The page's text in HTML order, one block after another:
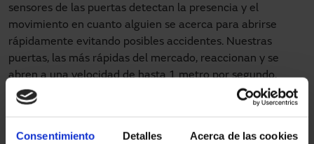
Consentimiento Detalles Acerca de las cookies
sensores de las puertas detectan la presencia y el
movimiento en cuanto alguien se acerca para abrirse
rápidamente evitando posibles accidentes. Nuestras
puertas, las más rápidas del mercado, reaccionan y se
abren a una velocidad de hasta 1 metro por segundo,
invitando así a pasar de forma amable y cómoda,